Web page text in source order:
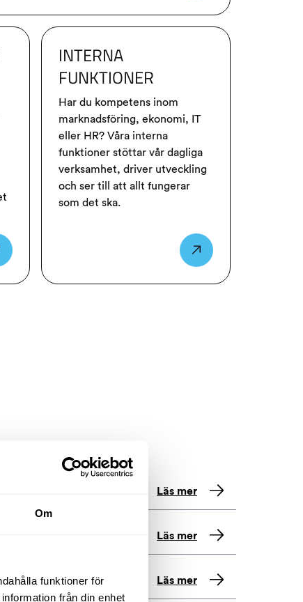
Om
funktioner för
från din enhet
INTERNA
FUNKTIONER
Har du kompetens inom
marknadsföring, ekonomi, IT
eller HR? Våra interna
funktioner stöttar vår dagliga
verksamhet, driver utveckling
och ser till att allt fungerar
som det ska.
Läs mer
Läs mer
Läs mer